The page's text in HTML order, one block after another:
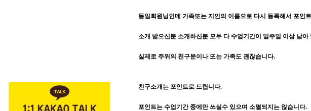
동일회원님인데 가족또는 지인의 이름으로 다시 등록해서 포인
소개 받으신분 소개하신분 모두 다 수업기간이 일주일 이상 남아
실제로 주위의 친구분이나 또는 가족도 괜찮습니다.
친구소개는 포인트로 드립니다.
포인트는 수업기간 중에만 쓰실수 있으며 소멸되지는 않습니다.